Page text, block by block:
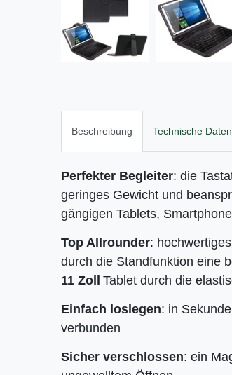
Beschreibung Technische Daten
Perfekter Begleiter: die
geringes Gewicht und
gängigen Tablets,
Top Allrounder:
durch die Standfunktion eine
11 Zoll
Tablet durch die
Einfach loslegen: in
verbunden
Sicher verschlossen: ein